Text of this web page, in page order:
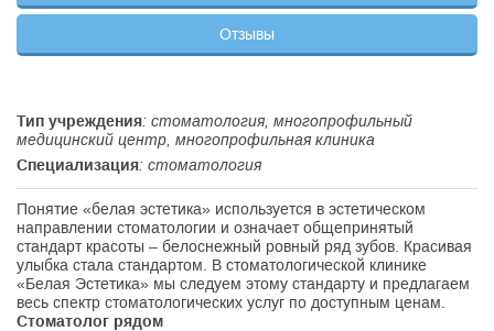
Отзывы
Тип учреждения: стоматология, многопрофильный
медицинский центр, многопрофильная клиника
Специализация: стоматология
Понятие «белая эстетика» используется в эстетическом
направлении стоматологии и означает общепринятый
стандарт красоты – белоснежный ровный ряд зубов. Красивая
улыбка стала стандартом. В стоматологической клинике
«Белая Эстетика» мы следуем этому стандарту и предлагаем
весь спектр стоматологических услуг по доступным ценам.
Стоматолог рядом